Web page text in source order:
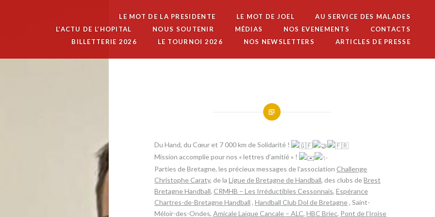
LE MOT DE LA PRESIDENTE LE MOT DE JOEL
AU SERVICE DES MALADES
L’ACTU DE L’HOPITAL
NOUS SOUTENIR MÉDIAS NOS EVENEMENTS
CONTACTS
BILLETTERIE 2026
LE TOURNOI 2026 NOS NEWSLETTERS ARTICLES DE PRESSE
Du Hand, du Cœur et 7 000 km de Solidarité !
​Mission accomplie pour nos « lettres d’amitié » !
​Parties de Bretagne, les précieux messages de l’associationChallenge
Christophe Caraty, de laLigue de Bretagne de Handball, des clubs deBrest
Bretagne Handball,CRMHB – Les Irréductibles Cessonnais,Espérance
Chartres-de-Bretagne Handball ,Handball Club Dol de Bretagne, Saint-
Méloir-des-Ondes,Amicale Laïque Cancale – ALC,HBC Briec, Pont de l’Iroise